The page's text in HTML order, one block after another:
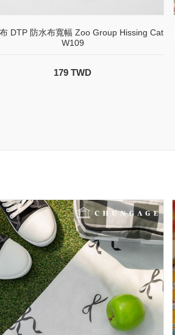
DTP 防水布寬幅 Zoo Group Hissing Cat
W109
179 TWD